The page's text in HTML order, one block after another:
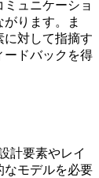
ュニケーショ
ります。ま
に対して指摘す
ードバックを得
計要素やレイ
なモデルを必要